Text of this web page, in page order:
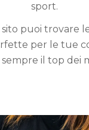
sport.
puoi trovare
per le tue
il top dei